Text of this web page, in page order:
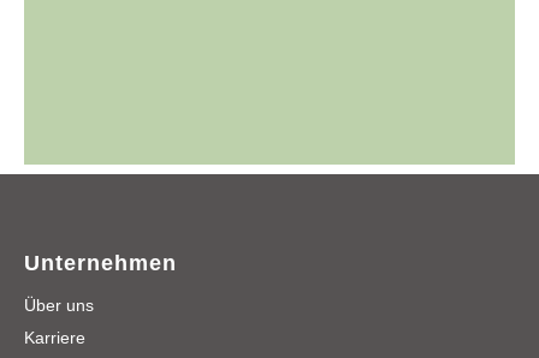
Unternehmen
Über uns
Karriere